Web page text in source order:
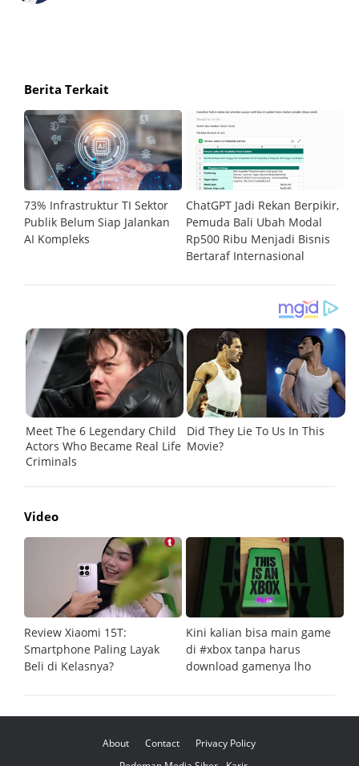
Berita Terkait
73% Infrastruktur TI Sektor
Publik Belum Siap Jalankan
AI Kompleks
ChatGPT Jadi Rekan Berpikir,
Pemuda Bali Ubah Modal
Rp500 Ribu Menjadi Bisnis
Bertaraf Internasional
Video
Review Xiaomi 15T:
Smartphone Paling Layak
Beli di Kelasnya?
Kini kalian bisa main game
di #xbox tanpa harus
download gamenya lho
About Contact
Privacy Policy